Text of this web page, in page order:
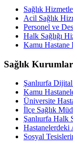
Sağlık
Acil Sağlık
Personel ve
Halk Sağlığı
Kamu Hastane
Sağlık
Şanlıurfa
Kamu
Üniversite
İlçe Sağlık
Şanlıurfa Halk
Hastanelerdeki
Sosyal